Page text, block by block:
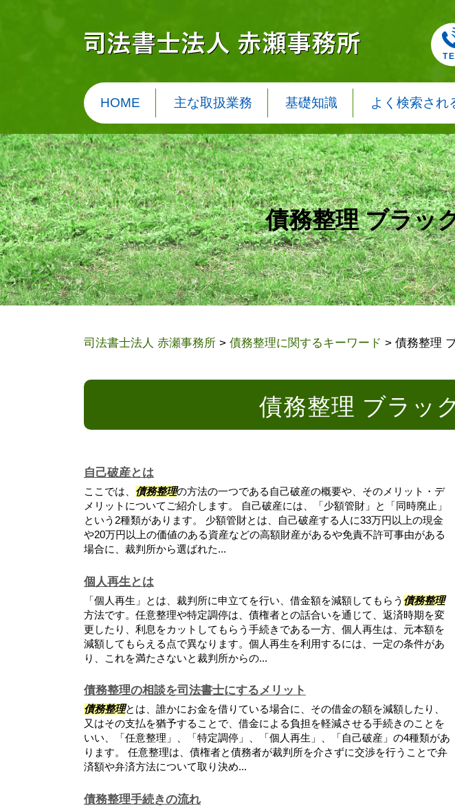
債務整理 ブラッ
HOME 主な取扱業務 基礎知識 よく検索され
司法書士法人 赤瀬事務所 > 債務整理に関するキーワード > 債務整理
債務整理 ブラッ
自己破産とは
ここでは、 債務整理の方法の一つである自己破産の概要や、そのメリット・デ
メリットについてご紹介します。 自己破産には、「少額管財」と「同時廃止」
という2種類があります。 少額管財とは、自己破産する人に33万円以上の現金
や20万円以上の価値のある資産などの高額財産があるや免責不許可事由がある
場合に、裁判所から選ばれた...
個人再生とは
「個人再生」とは、裁判所に申立てを行い、借金額を減額してもらう 債務整理
方法です。任意整理や特定調停は、債権者との話合いを通じて、返済時期を変
更したり、利息をカットしてもらう手続きである一方、個人再生は、元本額を
減額してもらえる点で異なります。個人再生を利用するには、一定の条件があ
り、これを満たさないと裁判所からの...
債務整理の相談を司法書士にするメリット
債務整理とは、誰かにお金を借りている場合に、その借金の額を減額したり、
又はその支払を猶予することで、借金による負担を軽減させる手続きのことを
いい、「任意整理」、「特定調停」、「個人再生」、「自己破産」の4種類があ
ります。 任意整理は、債権者と債務者が裁判所を介さずに交渉を行うことで弁
済額や弁済方法について取り決め...
債務整理手続きの流れ